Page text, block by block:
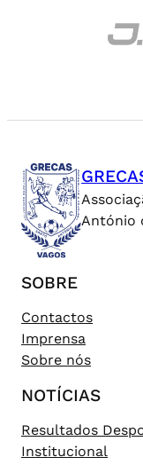
António
SOBRE
Contactos
Imprensa
Sobre nós
NOTÍCIAS
Resultados
Institucional